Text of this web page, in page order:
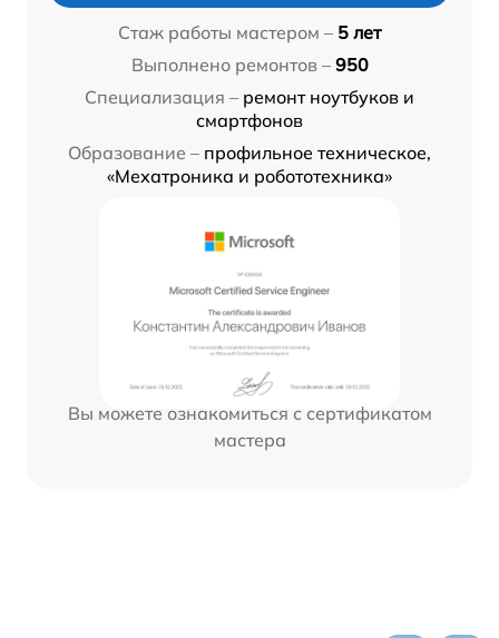
Стаж работы мастером – 5 лет
Выполнено ремонтов – 950
Специализация – ремонт ноутбуков и
смартфонов
Образование – профильное техническое,
«Мехатроника и робототехника»
Вы можете ознакомиться с сертификатом
мастера